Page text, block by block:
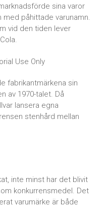
sina varor
med påhittade varunamn.
vid den tiden lever
fabrikantmärkena sin
av 1970-talet. Då
lansera egna
stenhård mellan
inte minst har det blivit
konkurrensmedel. Det
varumärke är både